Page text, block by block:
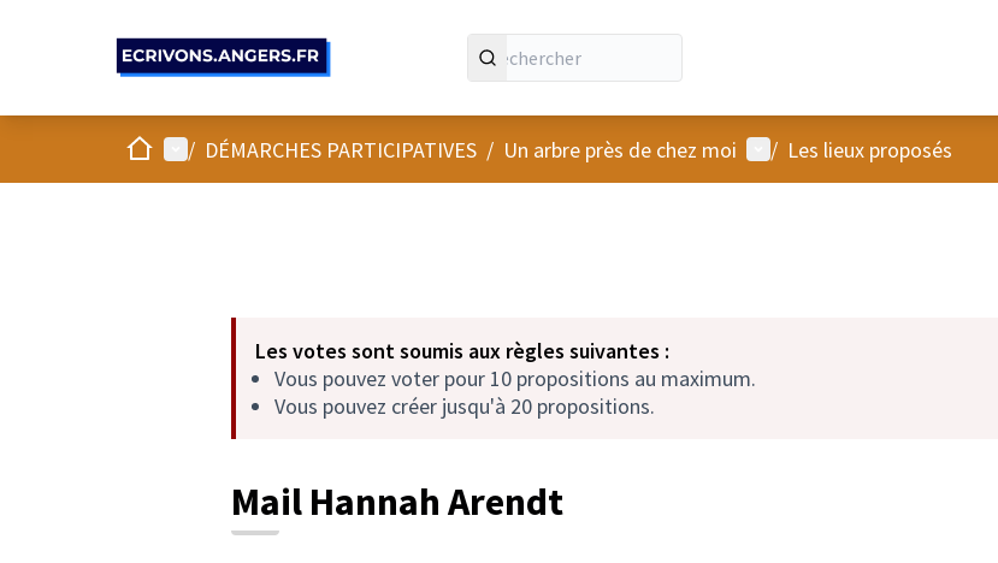
AccueilMenu principal
/ DÉMARCHES PARTICIPATIVES / Un arbre près de chez moi Menu utilisateur
/ Les lieux proposés
Les votes sont soumis aux règles suivantes :
Vous pouvez voter pour 10 propositions au maximum.
Vous pouvez créer jusqu'à 20 propositions.
Mail Hannah Arendt